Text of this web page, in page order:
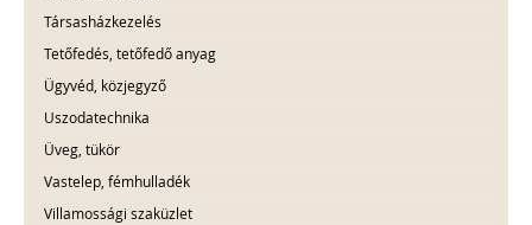
Társasházkezelés
Tetőfedés, tetőfedő anyag
Ügyvéd, közjegyző
Uszodatechnika
Üveg, tükör
Vastelep, fémhulladék
Villamossági szaküzlet